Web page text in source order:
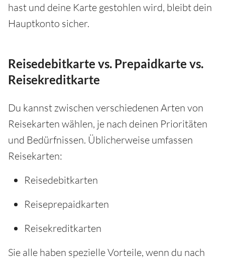
hast und deine Karte gestohlen wird, bleibt dein
Hauptkonto sicher.
Reisedebitkarte vs. Prepaidkarte vs.
Reisekreditkarte
Du kannst zwischen verschiedenen Arten von
Reisekarten wählen, je nach deinen Prioritäten
und Bedürfnissen. Üblicherweise umfassen
Reisekarten:
Reisedebitkarten
Reiseprepaidkarten
Reisekreditkarten
Sie alle haben spezielle Vorteile, wenn du nach